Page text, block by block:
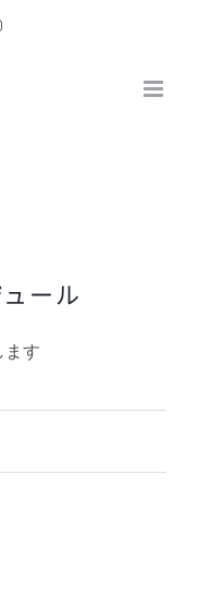
ール
ます